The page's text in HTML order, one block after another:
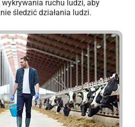
ruchu ludzi, aby
śledzić działania ludzi.